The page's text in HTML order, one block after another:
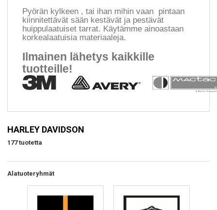
Pyörän kylkeen , tai ihan mihin vaan pintaan
kiinnitettävät sään kestävät ja pestävät
huippulaatuiset tarrat. Käytämme ainoastaan
korkealaatuisia materiaaleja.
Ilmainen lähetys kaikkille
tuotteille!
HARLEY DAVIDSON
177 tuotetta
Alatuoteryhmät